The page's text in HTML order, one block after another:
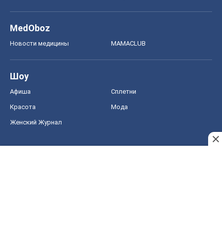
MedOboz
Новости медицины MAMACLUB
Шоу
Афиша Сплетни
Красота Мода
Женский Журнал